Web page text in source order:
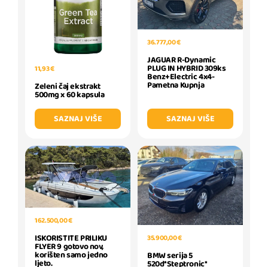
11,93 €
Zeleni čaj ekstrakt
500mg x 60 kapsula
SAZNAJ VIŠE
36.777,00 €
JAGUAR R-Dynamic
PLUG IN HYBRID 309ks
Benz+Electric 4x4-
Pametna Kupnja
SAZNAJ VIŠE
162.500,00 €
ISKORISTITE PRILIKU
FLYER 9 gotovo nov,
korišten samo jedno
ljeto.
35.900,00 €
BMW serija 5
520d*Steptronic*